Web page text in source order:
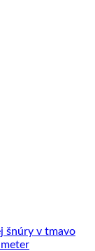
šnúry v tmavo